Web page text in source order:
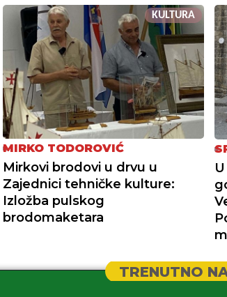
KULTURA
MIRKO TODOROVIĆ
Mirkovi brodovi u drvu u
Zajednici tehničke kulture:
Izložba pulskog
brodomaketara
TRENUTNO